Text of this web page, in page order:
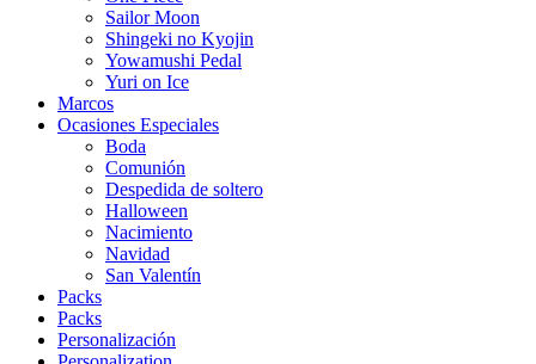
Sailor Moon
Shingeki no Kyojin
Yowamushi Pedal
Yuri on Ice
Marcos
Ocasiones Especiales
Boda
Comunión
Despedida de soltero
Halloween
Nacimiento
Navidad
San Valentín
Packs
Packs
Personalización